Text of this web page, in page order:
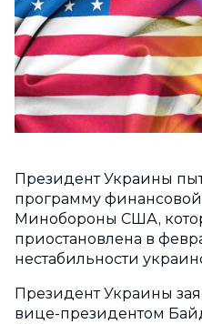
ПрезидентУкраины
программу
Минобороны США,
приостановлена в
нестабильности
ПрезидентУкраины
вице-президентом